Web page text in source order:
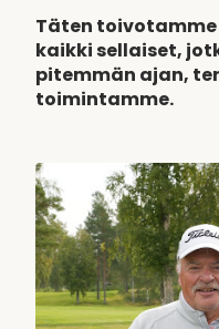
Täten
kaikki sellaiset,
pitemmän ajan,
toimintamme.